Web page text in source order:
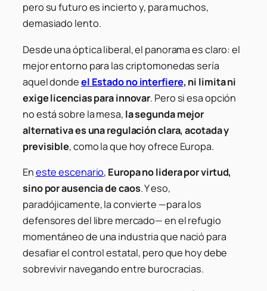
pero su futuro es incierto y, para muchos,
demasiado lento.
Desde una óptica liberal, el panorama es claro: el
mejor entorno para las criptomonedas sería
aquel dondeel Estado no interfiere, ni limita ni
exige licencias para innovar. Pero si esa opción
no está sobre la mesa, la segunda mejor
alternativa es una regulación clara, acotada y
previsible, como la que hoy ofrece Europa.
Eneste escenario, Europa no lidera por virtud,
sino por ausencia de caos. Y eso,
paradójicamente, la convierte —para los
defensores del libre mercado— en el refugio
momentáneo de una industria que nació para
desafiar el control estatal, pero que hoy debe
sobrevivir navegando entre burocracias.